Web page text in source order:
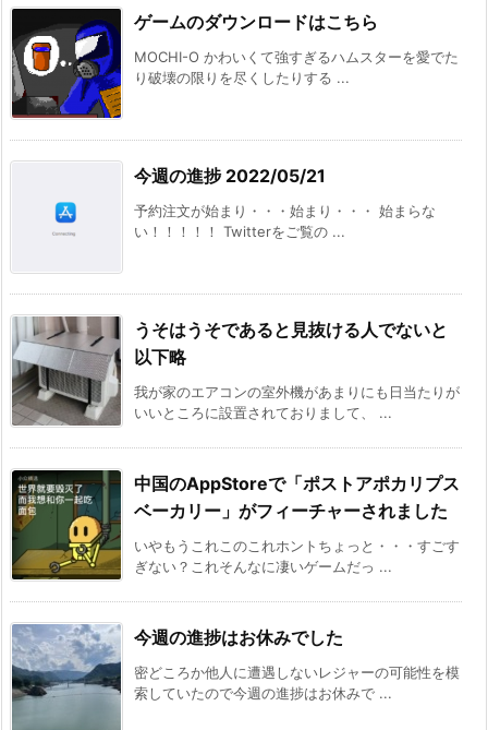
ゲームのダウンロードはこちら
MOCHI-O かわいくて強すぎるハムスターを愛でた
り破壊の限りを尽くしたりする ...
今週の進捗 2022/05/21
予約注文が始まり・・・始まり・・・ 始まらな
い！！！！！ Twitterをご覧の ...
うそはうそであると見抜ける人でないと
以下略
我が家のエアコンの室外機があまりにも日当たりが
いいところに設置されておりまして、 ...
中国のAppStoreで「ポストアポカリプス
ベーカリー」がフィーチャーされました
いやもうこれこのこれホントちょっと・・・すごす
ぎない？これそんなに凄いゲームだっ ...
今週の進捗はお休みでした
密どころか他人に遭遇しないレジャーの可能性を模
索していたので今週の進捗はお休みで ...